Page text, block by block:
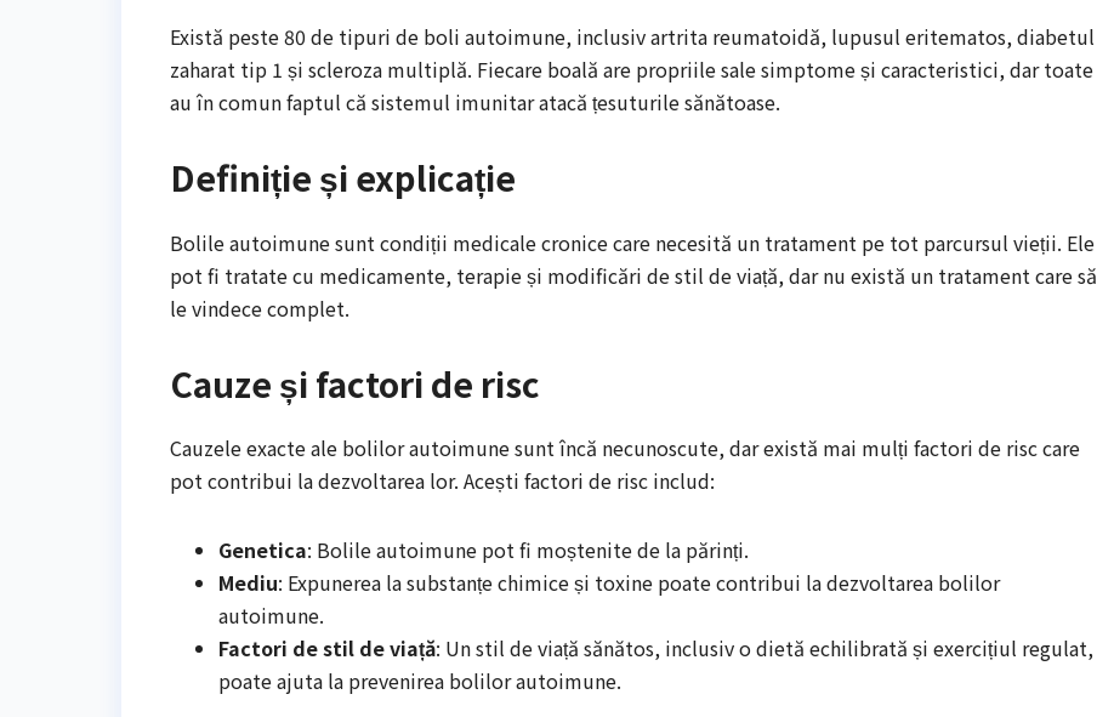
Există peste 80 de tipuri de boli autoimune, inclusiv artrita reumatoidă, lupusul eritematos, diabetul
zaharat tip 1 și scleroza multiplă. Fiecare boală are propriile sale simptome și caracteristici, dar toate
au în comun faptul că sistemul imunitar atacă țesuturile sănătoase.
Definiție și explicație
Bolile autoimune sunt condiții medicale cronice care necesită un tratament pe tot parcursul vieții. Ele
pot fi tratate cu medicamente, terapie și modificări de stil de viață, dar nu există un tratament care să
le vindece complet.
Cauze și factori de risc
Cauzele exacte ale bolilor autoimune sunt încă necunoscute, dar există mai mulți factori de risc care
pot contribui la dezvoltarea lor. Acești factori de risc includ:
Genetica: Bolile autoimune pot fi moștenite de la părinți.
Mediu: Expunerea la substanțe chimice și toxine poate contribui la dezvoltarea bolilor
autoimune.
Factori de stil de viață: Un stil de viață sănătos, inclusiv o dietă echilibrată și exercițiul regulat,
poate ajuta la prevenirea bolilor autoimune.